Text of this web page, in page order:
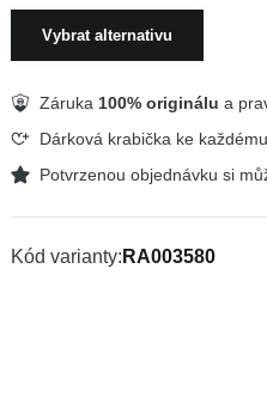
Vybrat alternativu
Záruka 100% originálu a
Dárková krabička ke
Potvrzenou objednávku si
Kód varianty RA003580